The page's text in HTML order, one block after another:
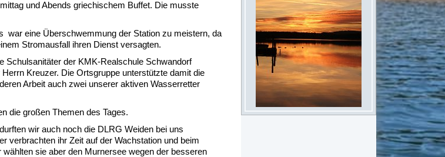
und Abends griechischem Buffet. Die musste
war eine Überschwemmung der Station zu meistern, da
Stromausfall ihren Dienst versagten.
Schulsanitäter der KMK-Realschule Schwandorf
Kreuzer. Die Ortsgruppe unterstützte damit die
Arbeit auch zwei unserer aktiven Wasserretter
die großen Themen des Tages.
wir auch noch die DLRG Weiden bei uns
verbrachten ihr Zeit auf der Wachstation und beim
wählten sie aber den Murnersee wegen der besseren